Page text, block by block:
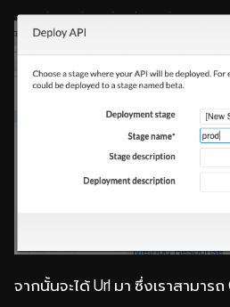
จากนั้นจะได้ Url มา ซึ่งเราสามาร